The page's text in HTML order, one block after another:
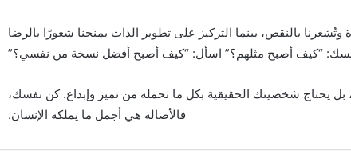
بالنقص، بينما التركيز على تطوير الذات يمنحنا شعورًا بالرضا
نفسك: “كيف أصبح مثلهم؟” اسأل: “كيف أصبح أفضل نسخة من نفسي؟”
بل يحتاج شخصيتك الحقيقية بكل ما تحمله من تميز وإبداع. كن نفسك،
فالأصالة هي أجمل ما يملكه الإنسان.